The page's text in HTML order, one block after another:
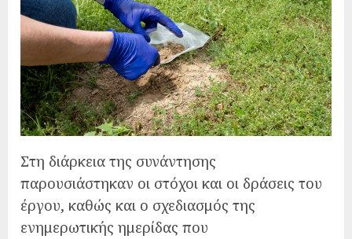
Στη διάρκεια της συνάντησης
παρουσιάστηκαν οι στόχοι και οι δράσεις του
έργου, καθώς και ο σχεδιασμός της
ενημερωτικής ημερίδας που